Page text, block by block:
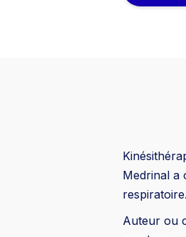
Medrinal a
respiratoire.
Auteur ou